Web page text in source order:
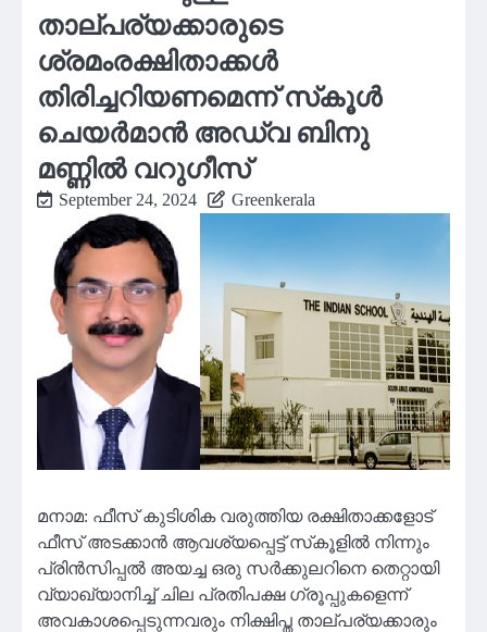
താല്പര്യക്കാരുടെ
ശ്രമംരക്ഷിതാക്കൾ
തിരിച്ചറിയണമെന്ന് സ്‌കൂൾ
ചെയർമാൻ അഡ്വ ബിനു
മണ്ണിൽ വറുഗീസ്
September 24, 2024 Greenkerala
മനാമ: ഫീസ് കുടിശിക വരുത്തിയ രക്ഷിതാക്കളോട്
ഫീസ് അടക്കാൻ ആവശ്യപ്പെട്ട് സ്‌കൂളിൽ നിന്നും
പ്രിൻസിപ്പൽ അയച്ച ഒരു സർക്കുലറിനെ തെറ്റായി
വ്യാഖ്യാനിച്ച് ചില പ്രതിപക്ഷ ഗ്രൂപ്പുകളെന്ന്
അവകാശപ്പെടുന്നവരും നിക്ഷിപ്ത താല്പര്യക്കാരും